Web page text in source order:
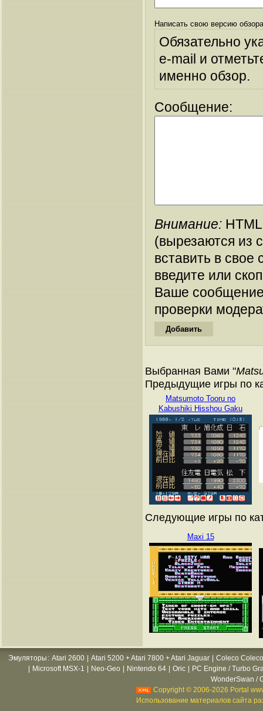
Написать свою версию
Обязательно
e-mail и
именно обзор.
Сообщение:
Внимание:
(вырезаются из
вставить в
введите или
Ваше
проверки
Выбранная Вами "
Предыдущие игры по
Matsumoto Tooru no
Kabushiki Hisshou Gaku
Следующие игры по
Maxi 15
Эмуляторы : Atari 2600 Atari 5200 + Atari 7800 + Atari Jaguar
Coleco
Microsoft MSX-1 Neo-Geo Nintendo 64 Oric
PC Engine / Turbo
WonderSwan /
Copyright © 2006-2026 Portal
Использование материалов сайта